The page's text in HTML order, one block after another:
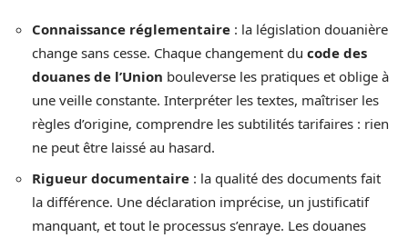
Connaissance réglementaire : la législation douanière
change sans cesse. Chaque changement du code des
douanes de l’Union bouleverse les pratiques et oblige à
une veille constante. Interpréter les textes, maîtriser les
règles d’origine, comprendre les subtilités tarifaires : rien
ne peut être laissé au hasard.
Rigueur documentaire : la qualité des documents fait
la différence. Une déclaration imprécise, un justificatif
manquant, et tout le processus s’enraye. Les douanes